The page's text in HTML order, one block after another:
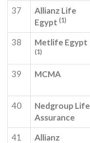
37
Allianz Life
Egypt (1)
38
Metlife Egypt
(1)
39
MCMA
40
Nedgroup Life
Assurance
41
Allianz